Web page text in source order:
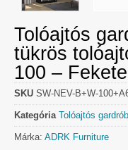
Tolóajtós
tükrös
100 – Fekete
SKU SW-NEV-B+W-
Kategória Tolóajtós gardrób
Márka: ADRK Furniture